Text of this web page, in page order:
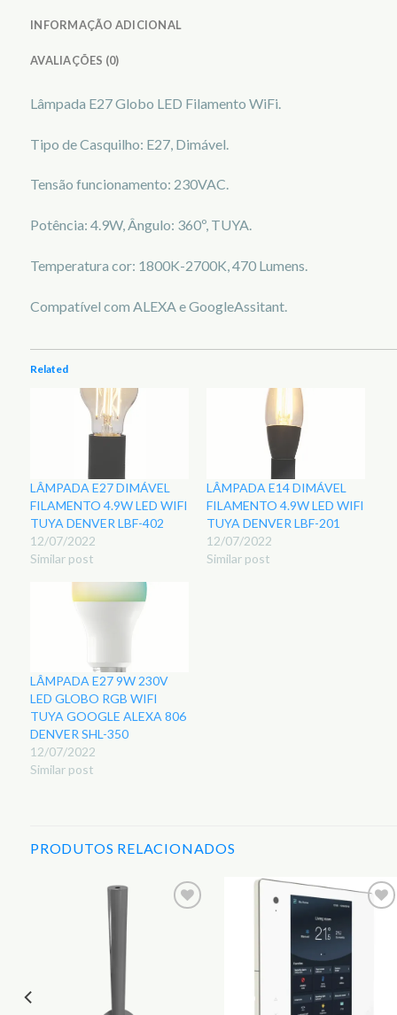
INFORMAÇÃO ADICIONAL
AVALIAÇÕES (0)
Lâmpada E27 Globo LED Filamento WiFi.
Tipo de Casquilho: E27, Dimável.
Tensão funcionamento: 230VAC.
Potência: 4.9W, Ângulo: 360º, TUYA.
Temperatura cor: 1800K-2700K, 470 Lumens.
Compatível com ALEXA e GoogleAssitant.
Related
LÂMPADA E27 DIMÁVEL
FILAMENTO 4.9W LED WIFI
TUYA DENVER LBF-402
12/07/2022
Similar post
LÂMPADA E14 DIMÁVEL
FILAMENTO 4.9W LED WIFI
TUYA DENVER LBF-201
12/07/2022
Similar post
LÂMPADA E27 9W 230V
LED GLOBO RGB WIFI
TUYA GOOGLE ALEXA 806
DENVER SHL-350
12/07/2022
Similar post
PRODUTOS RELACIONADOS